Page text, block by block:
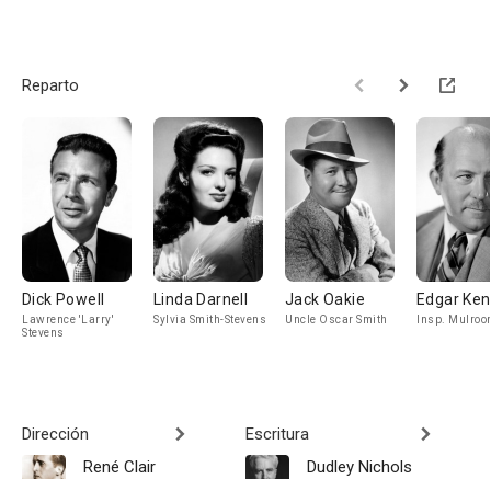
Reparto
Dick Powell
Lawrence 'Larry'
Stevens
Linda Darnell
Sylvia Smith-Stevens
Jack Oakie
Uncle Oscar Smith
Edgar
Insp.
Dirección
René Clair
Escritura
Dudley Nichols